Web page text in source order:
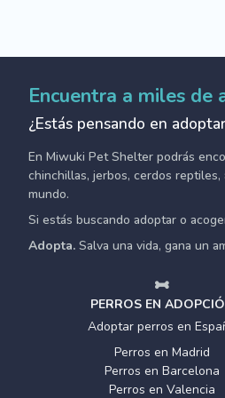
Encuentra a miles de
¿Estás pensando en
En Miwuki Pet Shelter podrás
chinchillas, jerbos, cerdos
mundo.
Si estás buscando adoptar o
Adopta. Salva una vida, gana un
PERROS EN
Adoptar perros en
Perros en Madrid
Perros en Barcelona
Perros en Valencia